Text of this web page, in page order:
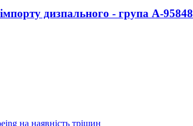
дизпального - група А-95848